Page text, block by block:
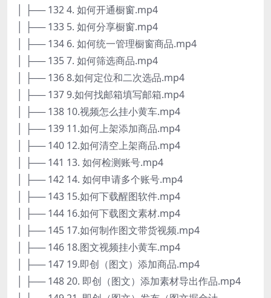
│ ├── 132 4. 如何开通橱窗.mp4
│ ├── 133 5. 如何分享橱窗.mp4
│ ├── 134 6. 如何统一管理橱窗商品.mp4
│ ├── 135 7. 如何筛选商品.mp4
│ ├── 136 8.如何定位和二次选品.mp4
│ ├── 137 9.如何找邮箱填写邮箱.mp4
│ ├── 138 10.视频怎么挂小黄车.mp4
│ ├── 139 11.如何上架添加商品.mp4
│ ├── 140 12.如何清空上架商品.mp4
│ ├── 141 13. 如何检测账号.mp4
│ ├── 142 14. 如何申请多个账号.mp4
│ ├── 143 15.如何下载醒图软件.mp4
│ ├── 144 16.如何下载图文素材.mp4
│ ├── 145 17.如何制作图文带货视频.mp4
│ ├── 146 18.图文视频挂小黄车.mp4
│ ├── 147 19.即创（图文）添加商品.mp4
│ ├── 148 20. 即创（图文）添加素材导出作品.mp4